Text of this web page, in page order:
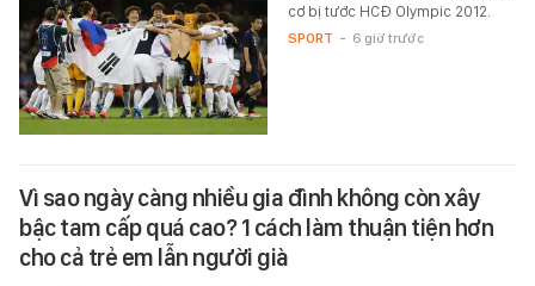
cơ bị tước HCĐ Olympic 2012.
SPORT - 6 giờ trước
Vì sao ngày càng nhiều gia đình không còn xây
bậc tam cấp quá cao? 1 cách làm thuận tiện hơn
cho cả trẻ em lẫn người già